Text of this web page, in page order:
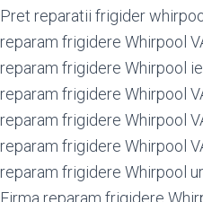
Pret reparatii frigider
reparam frigidere Whirpool
reparam frigidere Whirpool
reparam frigidere Whirpool
reparam frigidere Whirpool
reparam frigidere Whirpool
reparam frigidere Whirpool
Firma reparam frigidere